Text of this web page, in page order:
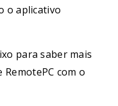
o aplicativo
para saber mais
com o